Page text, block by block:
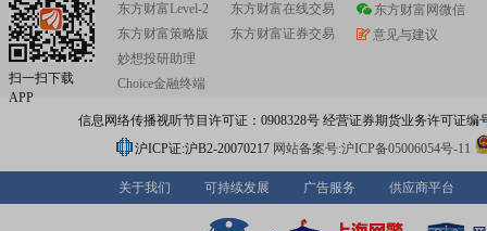
扫一扫下载
APP
东方财富Level-2
东方财富策略版
妙想投研助理
Choice金融终端
东方财富在线交易
东方财富证券交易
东方财富网微信
意见与建议
信息网络传播视听节目许可证：0908328号 经营证券期货业务许可证编
沪ICP证:沪B2-20070217 网站备案号:沪ICP备05006054号-11
关于我们 可持续发展 广告服务 供应商平台